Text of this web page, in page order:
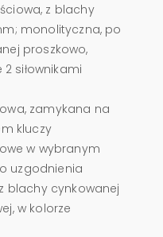
z blachy
monolityczna, po
proszkowo,
siłownikami
zamykana na
kluczy
w wybranym
uzgodnienia
blachy cynkowanej
w kolorze